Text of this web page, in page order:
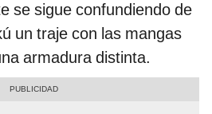
se sigue confundiendo de
un traje con las mangas
armadura distinta.